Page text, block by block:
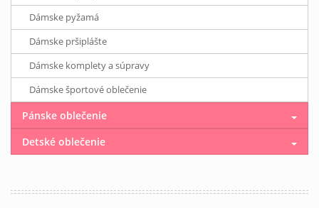
Dámske pyžamá
Dámske pršiplášte
Dámske komplety a súpravy
Dámske športové oblečenie
Pánske oblečenie
Detské oblečenie